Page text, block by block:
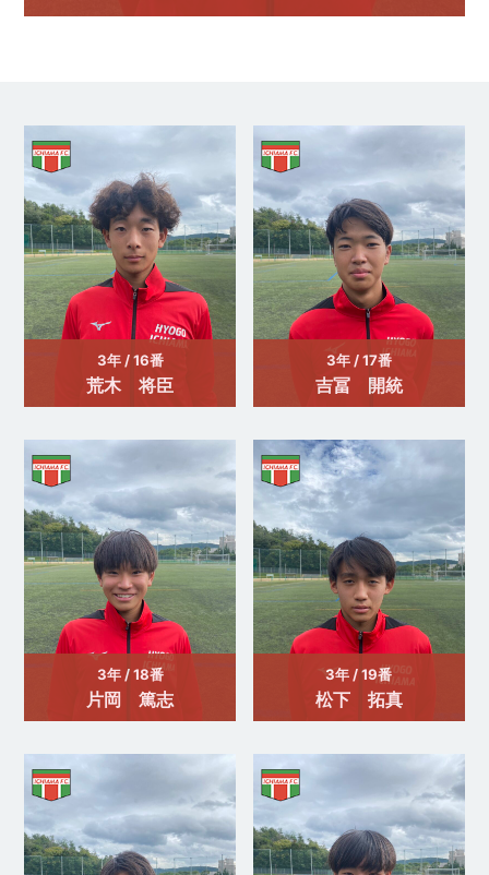
3年 / 16番
荒木 将臣
3年 / 17番
吉冨 開統
3年 / 18番
片岡 篤志
3年 / 19番
松下 拓真